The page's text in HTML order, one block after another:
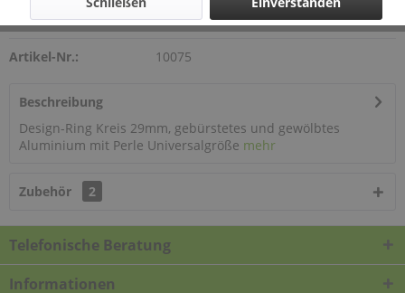
Auf meinen Wunschzettel
Artikel-Nr.: 10075
Beschreibung
Design-Ring Kreis 29mm, gebürstetes und gewölbtes
Aluminium mit Perle Universalgröße mehr
Zubehör 2
Telefonische Beratung
Informationen